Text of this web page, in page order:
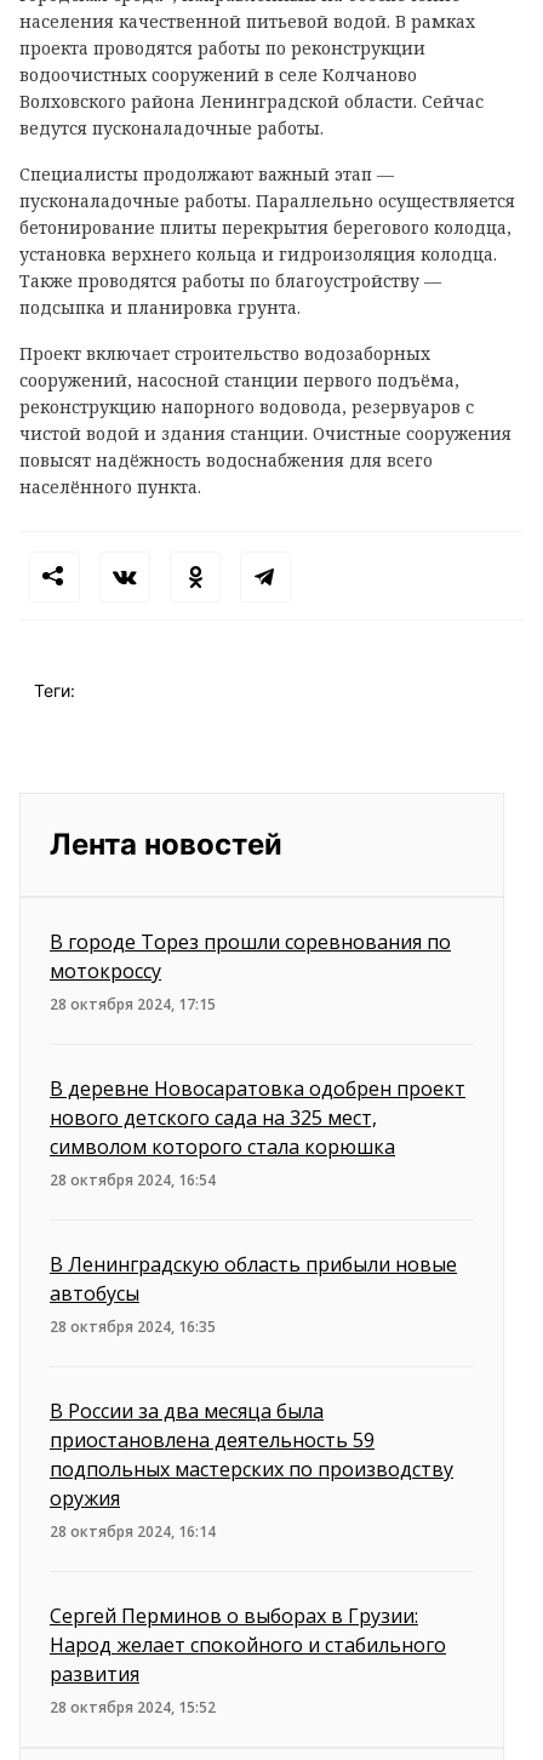
населения качественной питьевой водой. В рамках
проекта проводятся работы по реконструкции
водоочистных сооружений в селе Колчаново
Волховского района Ленинградской области. Сейчас
ведутся пусконаладочные работы.
Специалисты продолжают важный этап —
пусконаладочные работы. Параллельно осуществляется
бетонирование плиты перекрытия берегового колодца,
установка верхнего кольца и гидроизоляция колодца.
Также проводятся работы по благоустройству —
подсыпка и планировка грунта.
Проект включает строительство водозаборных
сооружений, насосной станции первого подъёма,
реконструкцию напорного водовода, резервуаров с
чистой водой и здания станции. Очистные сооружения
повысят надёжность водоснабжения для всего
населённого пункта.
Теги:
Лента новостей
В городе Торез прошли соревнования по
мотокроссу
28 октября 2024, 17:15
В деревне Новосаратовка одобрен проект
нового детского сада на 325 мест,
символом которого стала корюшка
28 октября 2024, 16:54
В Ленинградскую область прибыли новые
автобусы
28 октября 2024, 16:35
В России за два месяца была
приостановлена деятельность 59
подпольных мастерских по производству
оружия
28 октября 2024, 16:14
Сергей Перминов о выборах в Грузии:
Народ желает спокойного и стабильного
развития
28 октября 2024, 15:52